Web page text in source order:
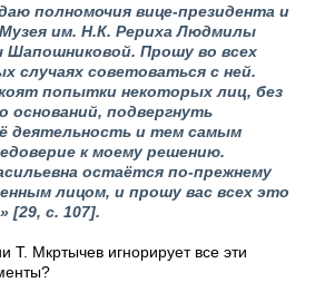
полномочия вице-президента и
им. Н.К. Рериха Людмилы
Шапошниковой. Прошу во всех
случаях советоваться с ней.
попытки некоторых лиц, без
оснований, подвергнуть
деятельность и тем самым
к моему решению.
остаётся по-прежнему
лицом, и прошу вас всех это
[29, с. 107].
Т. Мкртычев игнорирует все эти